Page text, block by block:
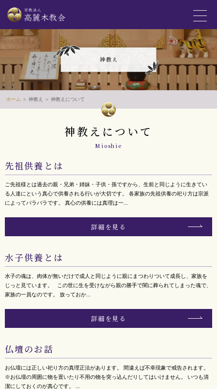
ホーム ＞ 神教え ＞ 神教えについて
神教えについて
Mioshie
先祖供養とは
ご先祖様とは過去の親・兄弟・姉妹・子供・孫ですから、生前と同じように生きてい
る人達にという真心で供養される行いが大切です。 各家族の先祖供養の祀り方は宗派
によってバラバラです。 真心の供養には真理は一...
詳細を見る
水子供養とは
水子の魂は、肉体が無いだけで成人と同じように親にまつわりついて成長し、家族を
じっと見ています。 この世に生を受けながら親の勝手で闇に葬られてしまった魂で、
家族の一員なのです。 放っておか...
詳細を見る
仏壇のお話
お仏壇には正しい祀り方の真理正法があります。 間違えば不幸現象で戒告されます。
※お仏壇の周囲に物を置いたり不用の物を突っ込んだりしてはいけません。 いつも清
潔にしておくのが真心です。 ...